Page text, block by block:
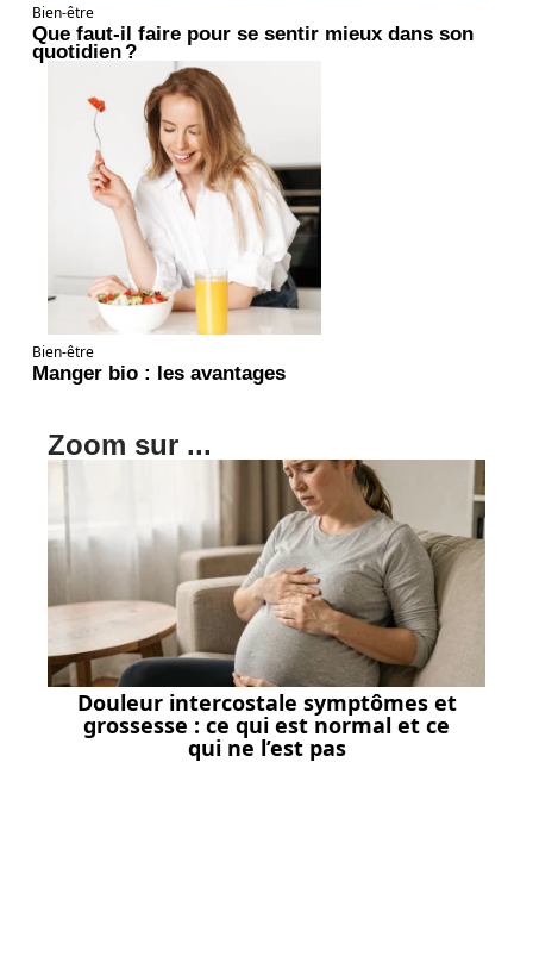
Bien-être
Que faut-il faire pour se sentir mieux dans son
quotidien ?
Bien-être
Manger bio : les avantages
Zoom sur ...
Douleur intercostale symptômes et
grossesse : ce qui est normal et ce
qui ne l’est pas